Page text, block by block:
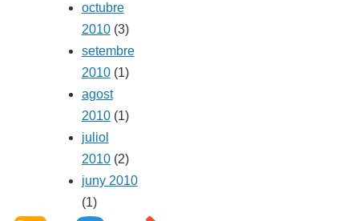
octubre
2010(3)
setembre
2010(1)
agost
2010(1)
juliol
2010(2)
juny 2010
(1)